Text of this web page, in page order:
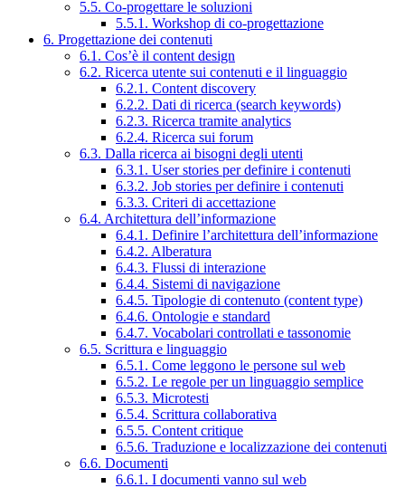
5.5. Co-progettare le soluzioni
5.5.1. Workshop di co-progettazione
6. Progettazione dei contenuti
6.1. Cos’è il content design
6.2. Ricerca utente sui contenuti e il linguaggio
6.2.1. Content discovery
6.2.2. Dati di ricerca (search keywords)
6.2.3. Ricerca tramite analytics
6.2.4. Ricerca sui forum
6.3. Dalla ricerca ai bisogni degli utenti
6.3.1. User stories per definire i contenuti
6.3.2. Job stories per definire i contenuti
6.3.3. Criteri di accettazione
6.4. Architettura dell’informazione
6.4.1. Definire l’architettura dell’informazione
6.4.2. Alberatura
6.4.3. Flussi di interazione
6.4.4. Sistemi di navigazione
6.4.5. Tipologie di contenuto (content type)
6.4.6. Ontologie e standard
6.4.7. Vocabolari controllati e tassonomie
6.5. Scrittura e linguaggio
6.5.1. Come leggono le persone sul web
6.5.2. Le regole per un linguaggio semplice
6.5.3. Microtesti
6.5.4. Scrittura collaborativa
6.5.5. Content critique
6.5.6. Traduzione e localizzazione dei contenuti
6.6. Documenti
6.6.1. I documenti vanno sul web